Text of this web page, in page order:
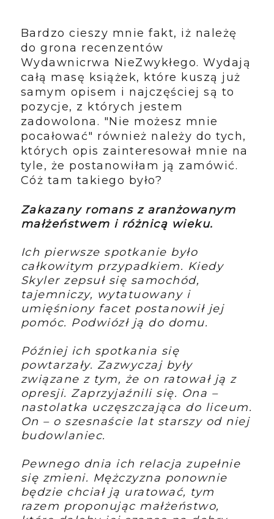
Bardzo cieszy mnie fakt, iż należę
do grona recenzentów
Wydawnicrwa NieZwykłego. Wydają
całą masę książek, które kuszą już
samym opisem i najczęściej są to
pozycje, z których jestem
zadowolona. "Nie możesz mnie
pocałować" również należy do tych,
których opis zainteresował mnie na
tyle, że postanowiłam ją zamówić.
Cóż tam takiego było?
Zakazany romans z aranżowanym
małżeństwem i różnicą wieku.
Ich pierwsze spotkanie było
całkowitym przypadkiem. Kiedy
Skyler zepsuł się samochód,
tajemniczy, wytatuowany i
umięśniony facet postanowił jej
pomóc. Podwiózł ją do domu.
Później ich spotkania się
powtarzały. Zazwyczaj były
związane z tym, że on ratował ją z
opresji. Zaprzyjaźnili się. Ona –
nastolatka uczęszczająca do liceum.
On – o szesnaście lat starszy od niej
budowlaniec.
Pewnego dnia ich relacja zupełnie
się zmieni. Mężczyzna ponownie
będzie chciał ją uratować, tym
razem proponując małżeństwo,